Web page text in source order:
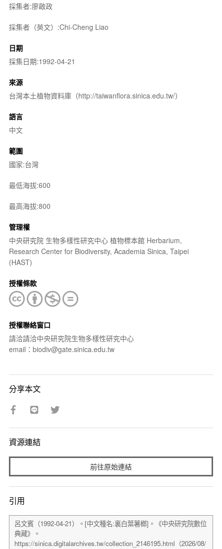
採集者:廖啟政
採集者（英文）:Chi-Cheng Liao
日期
採集日期:1992-04-21
來源
台灣本土植物資料庫（http://taiwanflora.sinica.edu.tw/）
語言
中文
範圍
國家:台灣
最低海拔:600
最高海拔:800
管理權
中央研究院 生物多樣性研究中心 植物標本館 Herbarium,
Research Center for Biodiversity, Academia Sinica, Taipei
(HAST)
授權條款
授權聯絡窗口
請洽請洽中央研究院生物多樣性研究中心
email：biodiv@gate.sinica.edu.tw
分享本文
資源連結
前往原始連結
引用